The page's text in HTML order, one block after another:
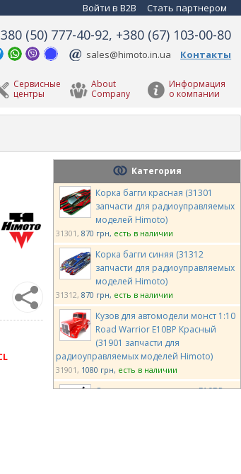
Войти в B2B Стать партнером
(50) 777-40-92, +380 (67) 103-00-80
sales@himoto.in.ua Контакты
Информация
о компании
About
Company
Сервисные
центры
Категория
Корка багги красная (31301
запчасти для радиоуправляемых
моделей Himoto)
31301 870 грн есть в наличии
Корка багги синяя (31312
запчасти для радиоуправляемых
моделей Himoto)
31312 870 грн есть в наличии
Кузов для автомодели монст 1:10
Road Warrior E10BP Красный
(31901 запчасти для
радиоуправляемых моделей Himoto)
31901 1080 грн есть в наличии
Опора кузова передняя E10BP